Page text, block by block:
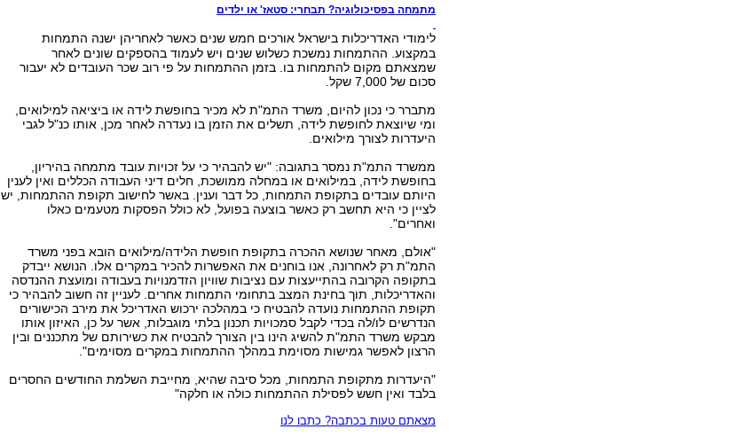
מתמחה בפסיכולוגיה? תבחרי: סטאז' או ילדים
לימודי האדריכלות בישראל אורכים חמש שנים כאשר לאחריהן ישנה התמחות
במקצוע. ההתמחות נמשכת כשלוש שנים ויש לעמוד בהספקים שונים לאחר
שמצאתם מקום להתמחות בו. בזמן ההתמחות על פי רוב שכר העובדים לא יעבור
סכום של 7,000 שקל.
מתברר כי נכון להיום, משרד התמ"ת לא מכיר בחופשת לידה או ביציאה למילואים,
ומי שיוצאת לחופשת לידה, תשלים את הזמן בו נעדרה לאחר מכן, אותו כנ"ל לגבי
היעדרות לצורך מילואים.
ממשרד התמ"ת נמסר בתגובה: "יש להבהיר כי על זכויות עובד מתמחה בהיריון,
בחופשת לידה, במילואים או במחלה ממושכת, חלים דיני העבודה הכללים ואין לענין
היותם עובדים בתקופת התמחות, כל דבר וענין. באשר לחישוב תקופת ההתמחות, יש
לציין כי היא תחשב רק כאשר בוצעה בפועל, לא כולל הפסקות מטעמים כאלו
ואחרים".
"אולם, מאחר שנושא ההכרה בתקופת חופשת הלידה/מילואים הובא בפני משרד
התמ"ת רק לאחרונה, אנו בוחנים את האפשרות להכיר במקרים אלו. הנושא ייבדק
בתקופה הקרובה בהתייעצות עם נציבות שוויון הזדמנויות בעבודה ומועצת ההנדסה
והאדריכלות, תוך בחינת המצב בתחומי התמחות אחרים. לעניין זה חשוב להבהיר כי
תקופת ההתמחות נועדה להבטיח כי במהלכה ירכוש האדריכל את מירב הכישורים
הנדרשים לו/לה בכדי לקבל סמכויות תכנון בלתי מוגבלות, אשר על כן, האיזון אותו
מבקש משרד התמ"ת להשיג הינו בין הצורך להבטיח את כשירותם של מתכננים ובין
הרצון לאפשר גמישות מסוימת במהלך ההתמחות במקרים מסוימים".
"היעדרות מתקופת התמחות, מכל סיבה שהיא, מחייבת השלמת החודשים החסרים
בלבד ואין חשש לפסילת ההתמחות כולה או חלקה"
מצאתם טעות בכתבה? כתבו לנו